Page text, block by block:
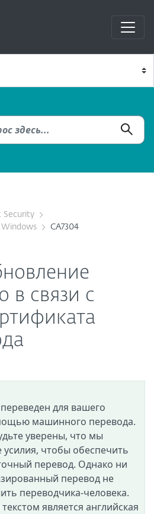
Security
Windows
CA7304
в связи с
для вашего
машинного перевода.
уверены, что мы
чтобы обеспечить
перевод. Однако ни
перевод не
переводчика-человека.
является английская